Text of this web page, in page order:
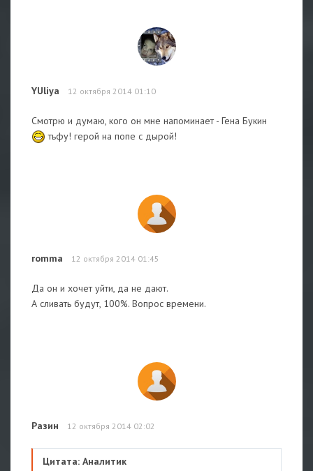
YUliya 12 октября 2014 01:10
Смотрю и думаю, кого он мне напоминает - Гена Букин
тьфу! герой на попе с дырой!
romma 12 октября 2014 01:45
Да он и хочет уйти, да не дают.
А сливать будут, 100%. Вопрос времени.
Разин 12 октября 2014 02:02
Цитата: Аналитик